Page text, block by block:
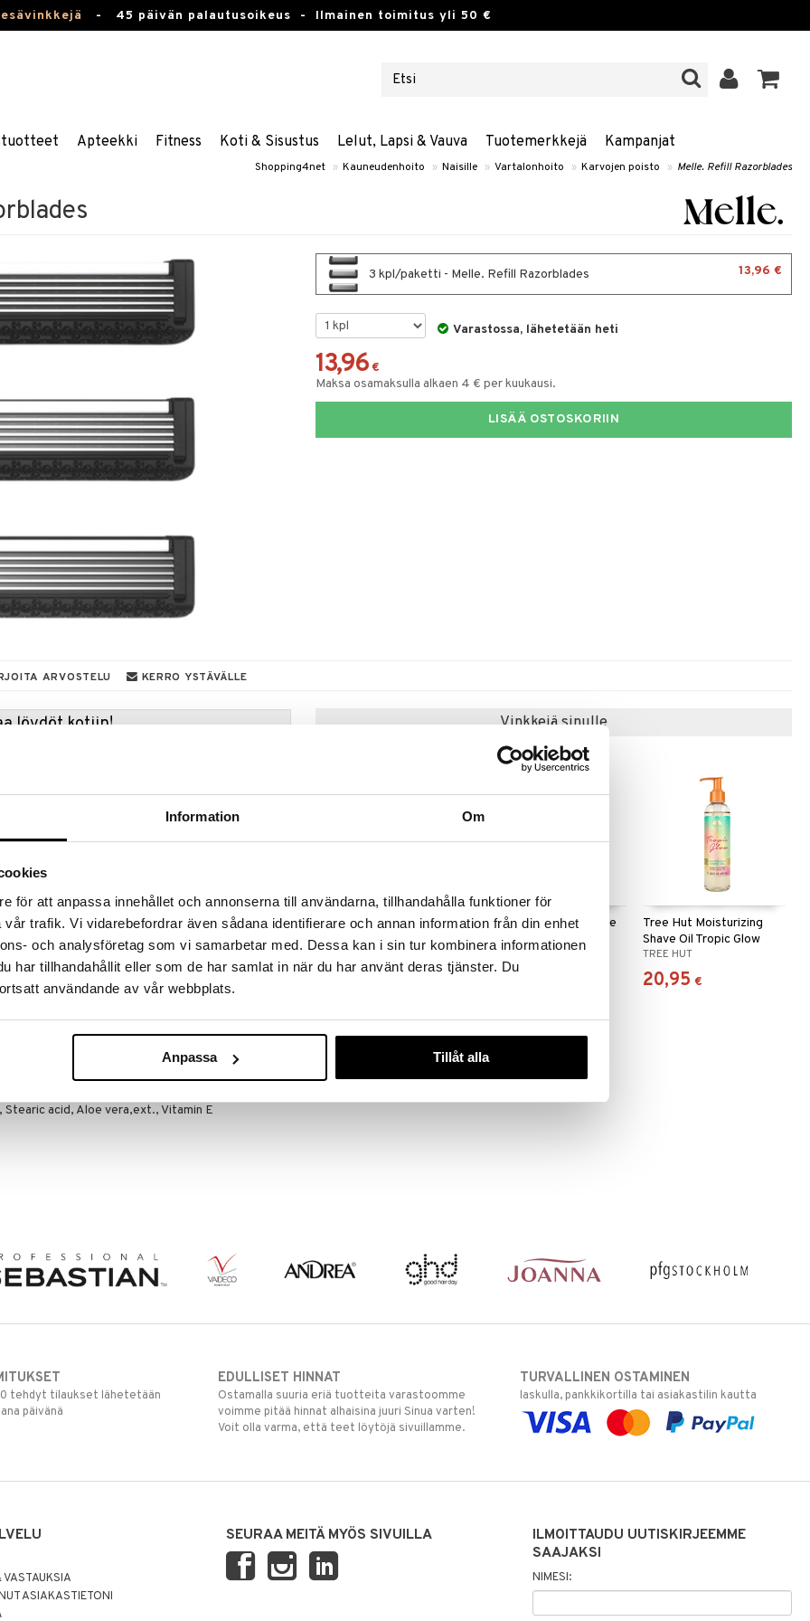
Information Om
för att anpassa innehållet och annonserna till användarna, tillhandahålla funktioner för
trafik. Vi vidarebefordrar även sådana identifierare och annan information från din enhet
och analysföretag som vi samarbetar med. Dessa kan i sin tur kombinera informationen
har tillhandahållit eller som de har samlat in när du har använt deras tjänster. Du
användande av vår webbplats.
Anpassa Tillåt alla
- 45 päivän palautusoikeus - Ilmainen toimitus yli 50 €
Apteekki Fitness Koti & Sisustus Lelut, Lapsi & Vauva Tuotemerkkejä Kampanjat
Shopping4net » Kauneudenhoito » Naisille » Vartalonhoito » Karvojen poisto » Melle. Refill Razorblades
3 kpl/paketti - Melle. Refill Razorblades 13,96 €
Varastossa, lähetetään heti
13,96 €
Maksa osamaksulla alkaen 4 € per kuukausi.
LISÄÄ OSTOSKORIIN
ARVOSTELU KERRO YSTÄVÄLLE
löydöt kotiin!
31.8.2026 asti mutta ole nopea -
sinulle pehmeimmän, lähimmän ja
kokenut. Ruostumattomasta ruotsalaisesta
ärsytystä, punaisia pilkkuja ja
acid, Aloe vera,ext., Vitamin E
Vinkkejä sinulle
vaihtoehtona
Melle. Razor Kit
MELLE
RFSU Intim After Shave
Balm
RFSU
Tree Hut Moisturizing
Shave Oil Tropic Glow
TREE HUT
20,95 €
tehdyt tilaukset lähetetään
päivänä
EDULLISET HINNAT
Ostamalla suuria eriä tuotteita varastoomme
voimme pitää hinnat alhaisina juuri Sinua varten!
Voit olla varma, että teet löytöjä sivuillamme.
TURVALLINEN OSTAMINEN
laskulla, pankkikortilla tai asiakastilin kautta
ASIAKASTIETONI
SEURAA MEITÄ MYÖS SIVUILLA
ILMOITTAUDU UUTISKIRJEEMME
SAAJAKSI
NIMESI: